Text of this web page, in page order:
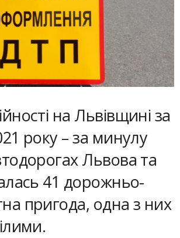
на Львівщині за
року – за минулу
Львова та
41 дорожньо-
пригода, одна з них